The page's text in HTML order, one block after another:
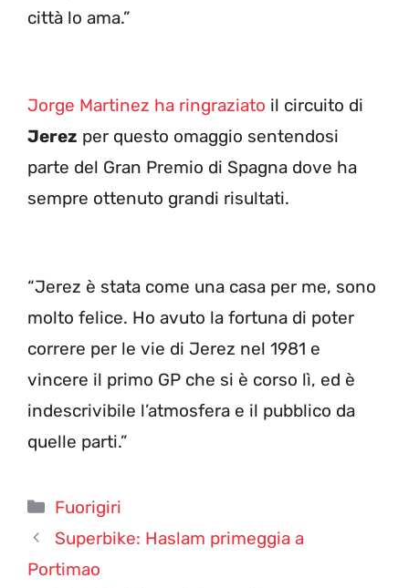
città lo ama.”
Jorge Martinez ha ringraziato il circuito di
Jerez per questo omaggio sentendosi
parte del Gran Premio di Spagna dove ha
sempre ottenuto grandi risultati.
“Jerez è stata come una casa per me, sono
molto felice. Ho avuto la fortuna di poter
correre per le vie di Jerez nel 1981 e
vincere il primo GP che si è corso lì, ed è
indescrivibile l’atmosfera e il pubblico da
quelle parti.”
Categorie
Fuorigiri
Superbike: Haslam primeggia a
Portimao